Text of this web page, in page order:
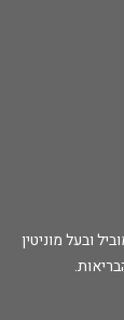
ובעל מוניטין